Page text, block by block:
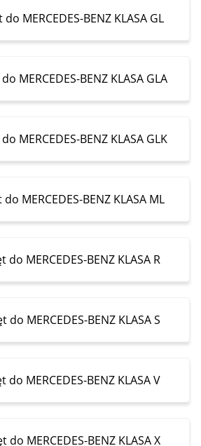
MERCEDES-BENZ KLASA GL
MERCEDES-BENZ KLASA GLA
MERCEDES-BENZ KLASA GLK
MERCEDES-BENZ KLASA ML
MERCEDES-BENZ KLASA R
MERCEDES-BENZ KLASA S
MERCEDES-BENZ KLASA V
MERCEDES-BENZ KLASA X